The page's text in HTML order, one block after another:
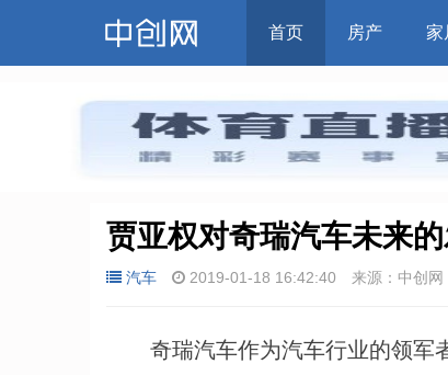
首页 房产 家
贾亚权对奇瑞汽车未来
汽车 2019-01-18 16:42:40 来源：中创网
奇瑞汽车作为汽车行业的领军者